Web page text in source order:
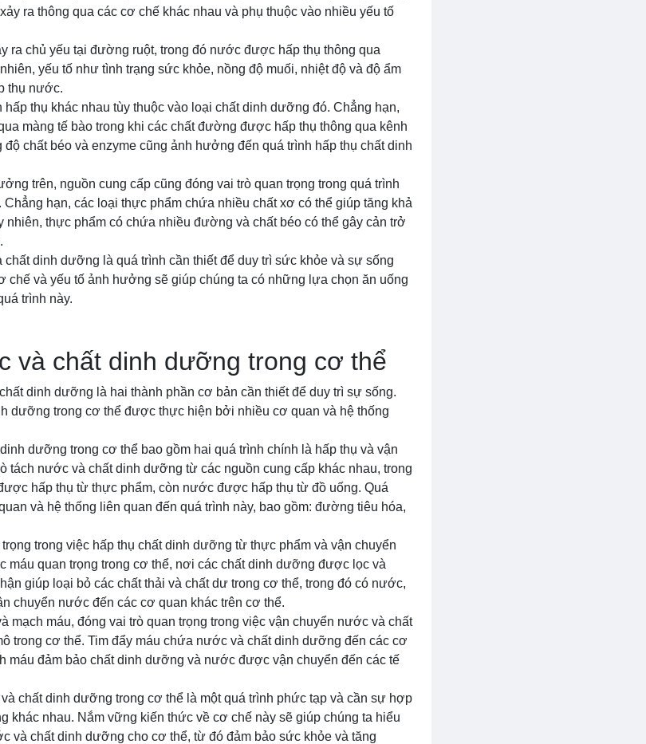
ra thông qua các cơ chế khác nhau và phụ thuộc vào nhiều yếu tố
ra chủ yếu tại đường ruột, trong đó nước được hấp thụ thông qua
yếu tố như tình trạng sức khỏe, nồng độ muối, nhiệt độ và độ ẩm
thụ nước.
thụ khác nhau tùy thuộc vào loại chất dinh dưỡng đó. Chẳng hạn,
màng tế bào trong khi các chất đường được hấp thụ thông qua kênh
chất béo và enzyme cũng ảnh hưởng đến quá trình hấp thụ chất dinh
trên, nguồn cung cấp cũng đóng vai trò quan trọng trong quá trình
hạn, các loại thực phẩm chứa nhiều chất xơ có thể giúp tăng khả
nhiên, thực phẩm có chứa nhiều đường và chất béo có thể gây cản trở
dinh dưỡng là quá trình cần thiết để duy trì sức khỏe và sự sống
chế và yếu tố ảnh hưởng sẽ giúp chúng ta có những lựa chọn ăn uống
trình này.
và chất dinh dưỡng trong cơ thể
dinh dưỡng là hai thành phần cơ bản cần thiết để duy trì sự sống.
dưỡng trong cơ thể được thực hiện bởi nhiều cơ quan và hệ thống
dưỡng trong cơ thể bao gồm hai quá trình chính là hấp thụ và vận
tách nước và chất dinh dưỡng từ các nguồn cung cấp khác nhau, trong
hấp thụ từ thực phẩm, còn nước được hấp thụ từ đồ uống. Quá
và hệ thống liên quan đến quá trình này, bao gồm: đường tiêu hóa,
trong việc hấp thụ chất dinh dưỡng từ thực phẩm và vận chuyển
máu quan trọng trong cơ thể, nơi các chất dinh dưỡng được lọc và
giúp loại bỏ các chất thải và chất dư trong cơ thể, trong đó có nước,
chuyển nước đến các cơ quan khác trên cơ thể.
mạch máu, đóng vai trò quan trọng trong việc vận chuyển nước và chất
trong cơ thể. Tim đẩy máu chứa nước và chất dinh dưỡng đến các cơ
máu đảm bảo chất dinh dưỡng và nước được vận chuyển đến các tế
chất dinh dưỡng trong cơ thể là một quá trình phức tạp và cần sự hợp
khác nhau. Nắm vững kiến thức về cơ chế này sẽ giúp chúng ta hiểu
và chất dinh dưỡng cho cơ thể, từ đó đảm bảo sức khỏe và tăng